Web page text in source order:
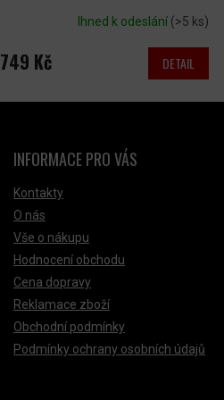
Ihned k odeslání (>5 ks)
749 Kč DETAIL
INFORMACE PRO VÁS
Kontakty
O nás
Vše o nákupu
Hodnocení obchodu
Cena dopravy
Reklamace zboží
Obchodní podmínky
Podmínky ochrany osobních údajů